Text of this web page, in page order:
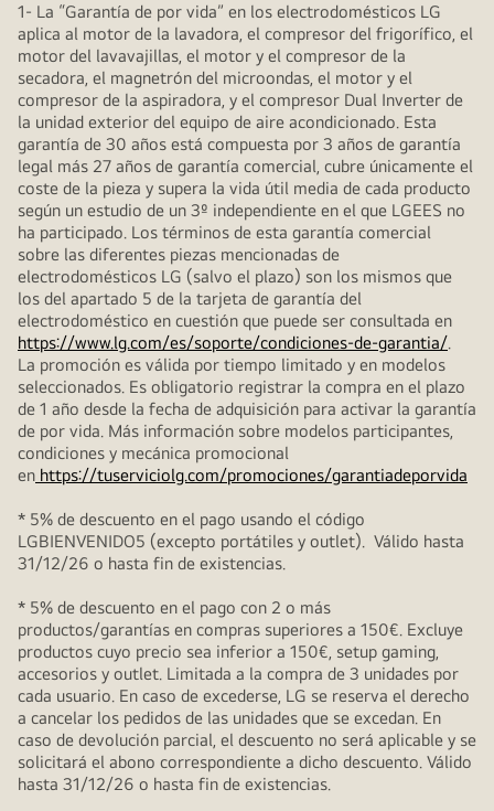
1- La “Garantía de por vida” en los electrodomésticos LG
aplica al motor de la lavadora, el compresor del frigorífico, el
motor del lavavajillas, el motor y el compresor de la
secadora, el magnetrón del microondas, el motor y el
compresor de la aspiradora, y el compresor Dual Inverter de
la unidad exterior del equipo de aire acondicionado. Esta
garantía de 30 años está compuesta por 3 años de garantía
legal más 27 años de garantía comercial, cubre únicamente el
coste de la pieza y supera la vida útil media de cada producto
según un estudio de un 3º independiente en el que LGEES no
ha participado. Los términos de esta garantía comercial
sobre las diferentes piezas mencionadas de
electrodomésticos LG (salvo el plazo) son los mismos que
los del apartado 5 de la tarjeta de garantía del
electrodoméstico en cuestión que puede ser consultada en
https://www.lg.com/es/soporte/condiciones-de-garantia/.
La promoción es válida por tiempo limitado y en modelos
seleccionados. Es obligatorio registrar la compra en el plazo
de 1 año desde la fecha de adquisición para activar la garantía
de por vida. Más información sobre modelos participantes,
condiciones y mecánica promocional
en https://tuserviciolg.com/promociones/garantiadeporvida
* 5% de descuento en el pago usando el código
LGBIENVENIDO5 (excepto portátiles y outlet). Válido hasta
31/12/26 o hasta fin de existencias.
* 5% de descuento en el pago con 2 o más
productos/garantías en compras superiores a 150€. Excluye
productos cuyo precio sea inferior a 150€, setup gaming,
accesorios y outlet. Limitada a la compra de 3 unidades por
cada usuario. En caso de excederse, LG se reserva el derecho
a cancelar los pedidos de las unidades que se excedan. En
caso de devolución parcial, el descuento no será aplicable y se
solicitará el abono correspondiente a dicho descuento. Válido
hasta 31/12/26 o hasta fin de existencias.